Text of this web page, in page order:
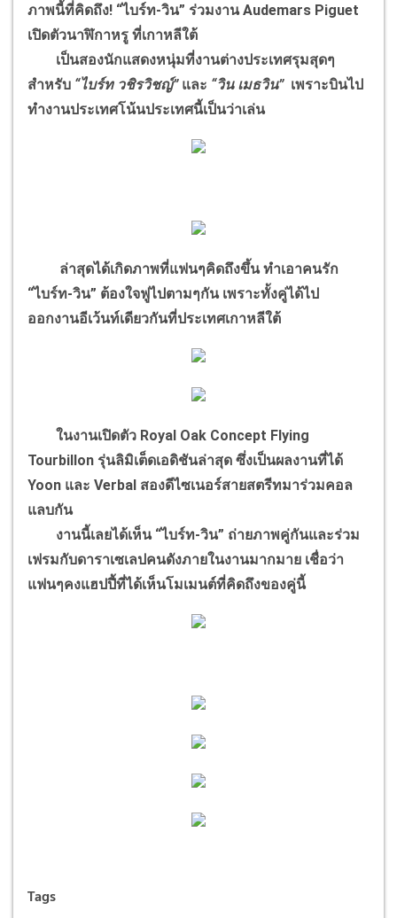
ภาพนี้ที่คิดถึง! “ไบร์ท-วิน” ร่วมงาน Audemars Piguet
เปิดตัวนาฬิกาหรู ที่เกาหลีใต้
เป็นสองนักแสดงหนุ่มที่งานต่างประเทศรุมสุดๆ
สำหรับ “ไบร์ท วชิรวิชญ์”และ “วิน เมธวิน”เพราะบินไป
ทำงานประเทศโน้นประเทศนี้เป็นว่าเล่น
ล่าสุดได้เกิดภาพที่แฟนๆคิดถึงขึ้น ทำเอาคนรัก
“ไบร์ท-วิน” ต้องใจฟูไปตามๆกัน เพราะทั้งคู่ได้ไป
ออกงานอีเว้นท์เดียวกันที่ประเทศเกาหลีใต้
ในงานเปิดตัว Royal Oak Concept Flying
Tourbillon รุ่นลิมิเต็ดเอดิชันล่าสุด ซึ่งเป็นผลงานที่ได้
Yoon และ Verbal สองดีไซเนอร์สายสตรีทมาร่วมคอล
แลบกัน
งานนี้เลยได้เห็น “ไบร์ท-วิน” ถ่ายภาพคู่กันและร่วม
เฟรมกับดาราเซเลปคนดังภายในงานมากมาย เชื่อว่า
แฟนๆคงแฮปปี้ที่ได้เห็นโมเมนต์ที่คิดถึงของคู่นี้
Tags